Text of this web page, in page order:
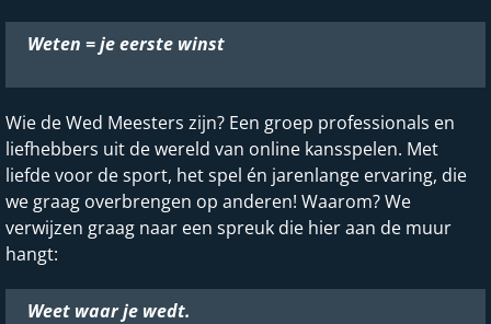
Weten = je eerste winst
Wie de Wed Meesters zijn? Een groep professionals en
liefhebbers uit de wereld van online kansspelen. Met
liefde voor de sport, het spel én jarenlange ervaring, die
we graag overbrengen op anderen! Waarom? We
verwijzen graag naar een spreuk die hier aan de muur
hangt:
Weet waar je wedt.